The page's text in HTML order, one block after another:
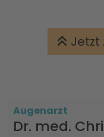
Jetzt
Augenarzt
Dr. med.